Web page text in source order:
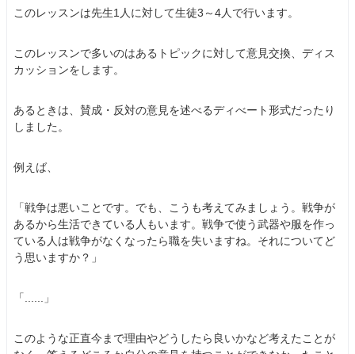
このレッスンは先生1人に対して生徒3～4人で行います。
このレッスンで多いのはあるトピックに対して意見交換、ディス
カッションをします。
あるときは、賛成・反対の意見を述べるディべート形式だったり
しました。
例えば、
「戦争は悪いことです。でも、こうも考えてみましょう。戦争が
あるから生活できている人もいます。戦争で使う武器や服を作っ
ている人は戦争がなくなったら職を失いますね。それについてど
う思いますか？」
「......」
このような正直今まで理由やどうしたら良いかなど考えたことが